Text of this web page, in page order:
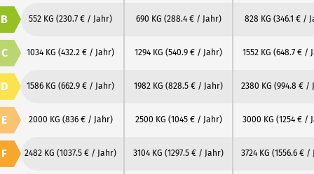
B 552 KG (230.7 € / Jahr) 690 KG (288.4 € / Jahr) 828 KG (346.1 € /
C 1034 KG (432.2 € / Jahr) 1294 KG (540.9 € / Jahr) 1552 KG (648.7 € /
D 1586 KG (662.9 € / Jahr) 1982 KG (828.5 € / Jahr) 2380 KG (994.8 € /
E 2000 KG (836 € / Jahr) 2500 KG (1045 € / Jahr) 3000 KG (1254 € /
F 2482 KG (1037.5 € / Jahr) 3104 KG (1297.5 € / Jahr) 3724 KG (1556.6 € /